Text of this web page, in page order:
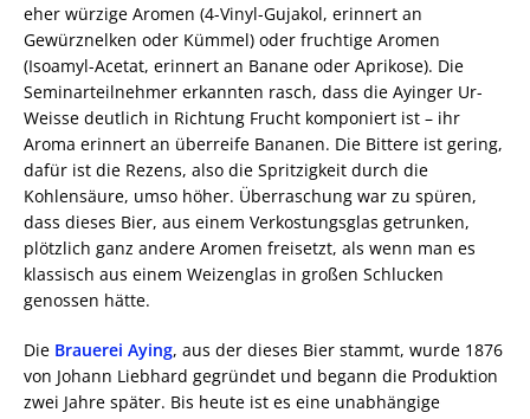
eher würzige Aromen (4-Vinyl-Gujakol, erinnert an
Gewürznelken oder Kümmel) oder fruchtige Aromen
(Isoamyl-Acetat, erinnert an Banane oder Aprikose). Die
Seminarteilnehmer erkannten rasch, dass die Ayinger Ur-
Weisse deutlich in Richtung Frucht komponiert ist – ihr
Aroma erinnert an überreife Bananen. Die Bittere ist gering,
dafür ist die Rezens, also die Spritzigkeit durch die
Kohlensäure, umso höher. Überraschung war zu spüren,
dass dieses Bier, aus einem Verkostungsglas getrunken,
plötzlich ganz andere Aromen freisetzt, als wenn man es
klassisch aus einem Weizenglas in großen Schlucken
genossen hätte.
Die Brauerei Aying, aus der dieses Bier stammt, wurde 1876
von Johann Liebhard gegründet und begann die Produktion
zwei Jahre später. Bis heute ist es eine unabhängige